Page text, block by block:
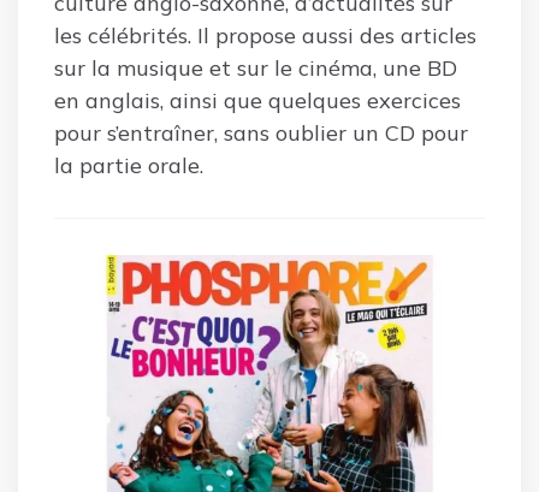
les célébrités. Il propose aussi des articles
sur la musique et sur le cinéma, une BD
en anglais, ainsi que quelques exercices
pour s’entraîner, sans oublier un CD pour
la partie orale.